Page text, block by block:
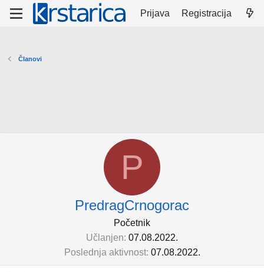
Prijava Registracija
Članovi
P
PredragCrnogorac
Početnik
Učlanjen 07.08.2022.
Poslednja aktivnost 07.08.2022.